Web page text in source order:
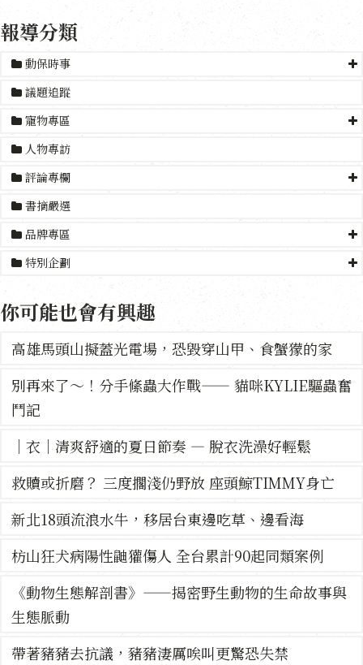
報導分類
動保時事
議題追蹤
寵物專區
人物專訪
評論專欄
書摘嚴選
品牌專區
特別企劃
你可能也會有興趣
高雄馬頭山擬蓋光電場，恐毀穿山甲、食蟹獴的家
別再來了～！分手絛蟲大作戰—— 貓咪KYLIE驅蟲奮
鬥記
｜衣｜清爽舒適的夏日節奏 — 脫衣洗澡好輕鬆
救贖或折磨？ 三度擱淺仍野放 座頭鯨TIMMY身亡
新北18頭流浪水牛，移居台東邊吃草、邊看海
枋山狂犬病陽性鼬獾傷人 全台累計90起同類案例
《動物生態解剖書》——揭密野生動物的生命故事與
生態脈動
帶著豬豬去抗議，豬豬淒厲唉叫更驚恐失禁